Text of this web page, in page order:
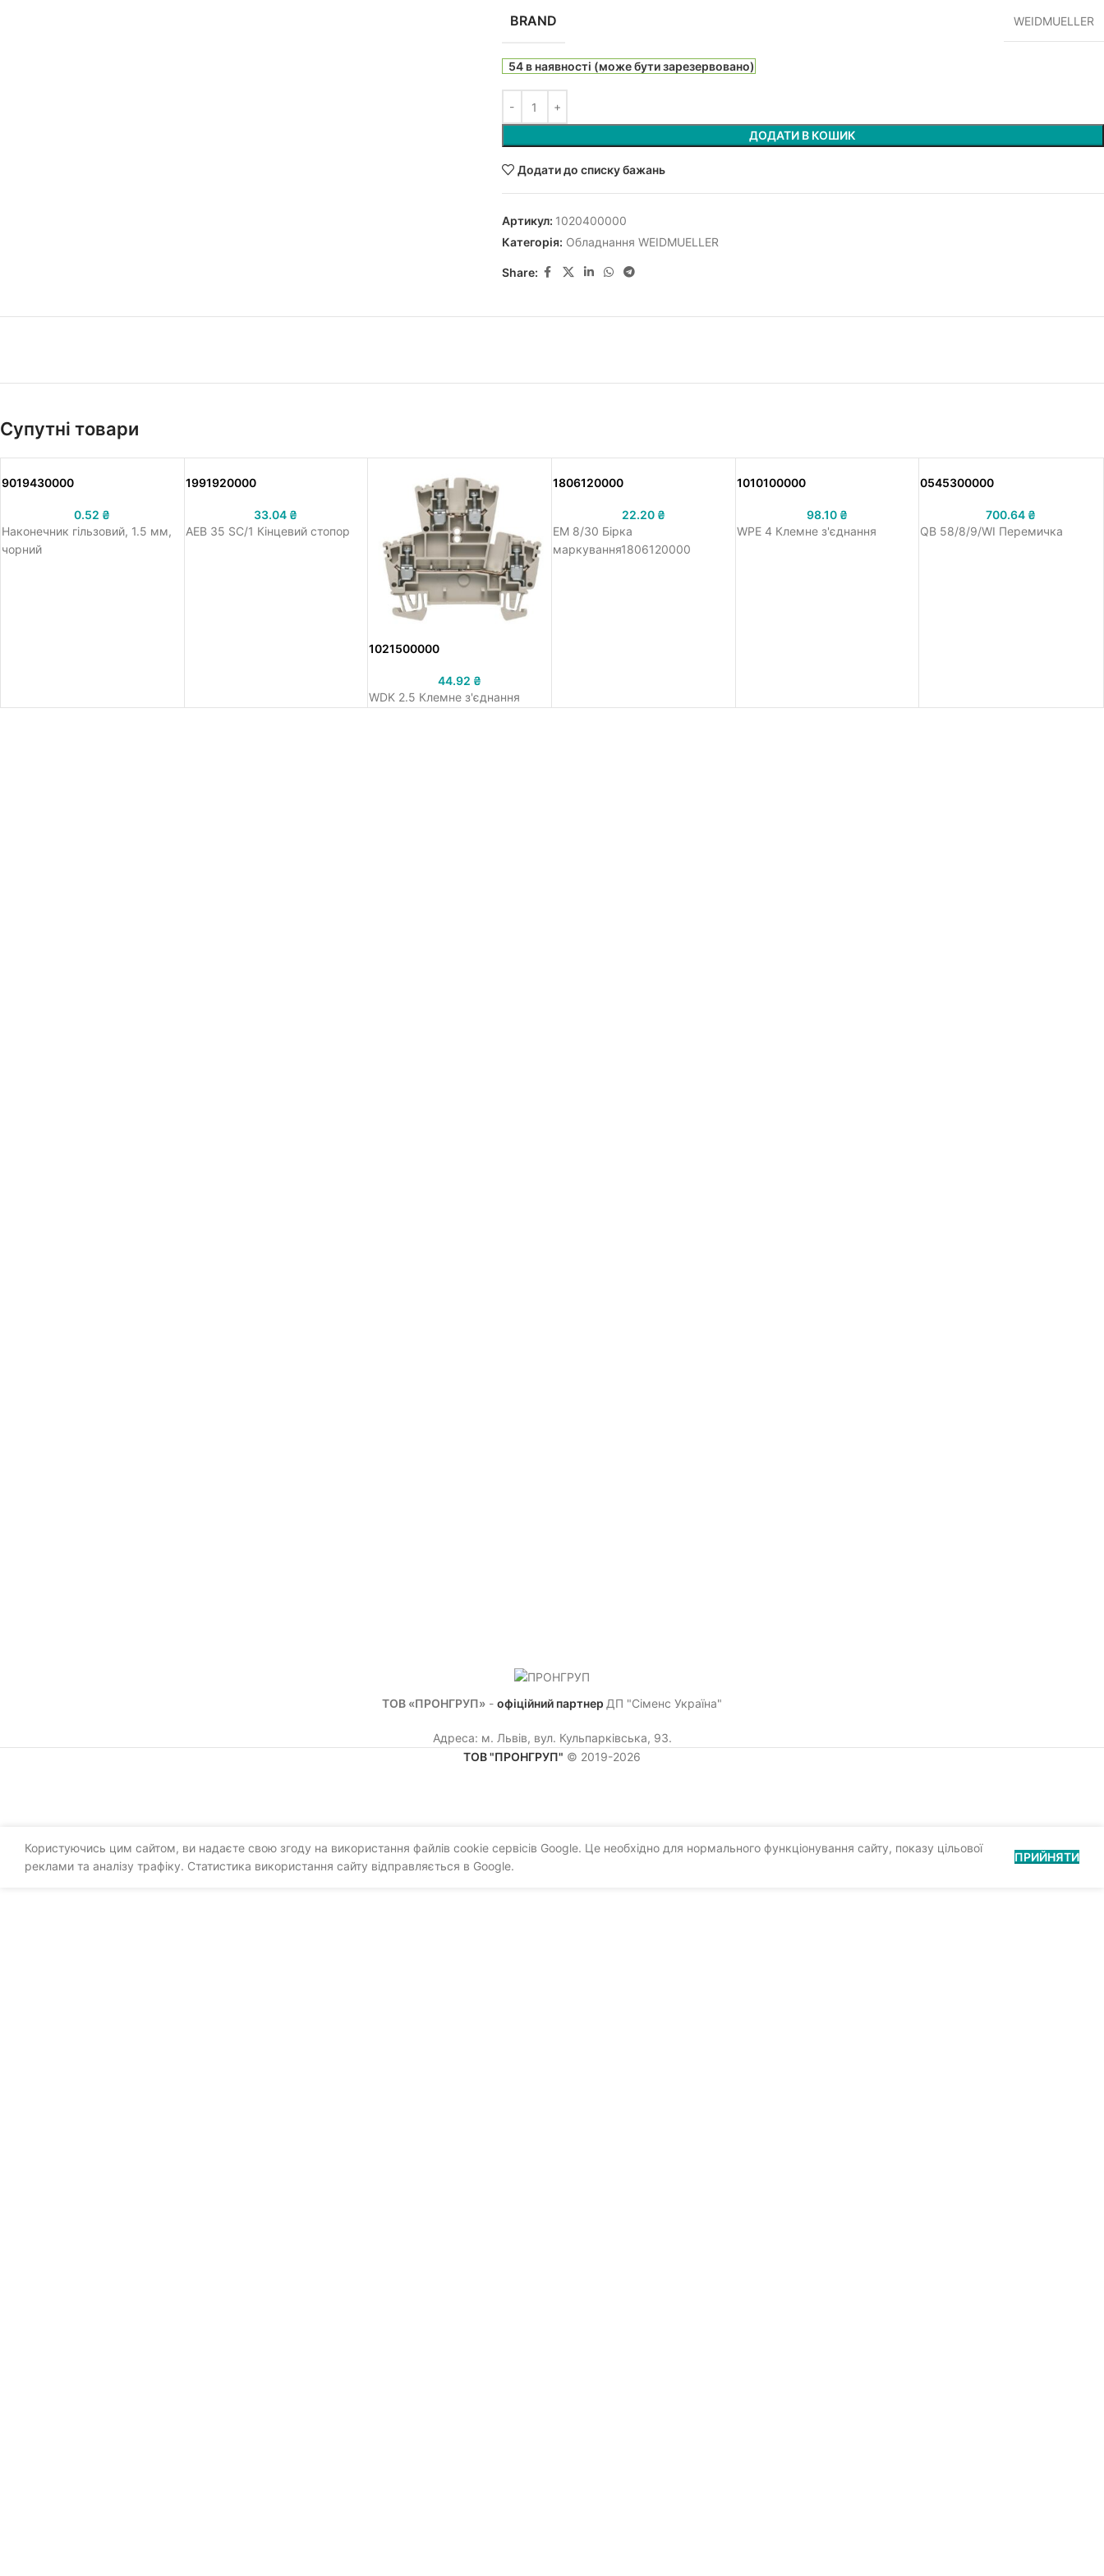
BRAND WEIDMUELLER
54 в наявності (може бути зарезервовано)
ДОДАТИ В КОШИК
Додати до списку бажань
Артикул: 1020400000
Категорія: Обладнання WEIDMUELLER
Share:
Супутні товари
9019430000
0.52 ₴
Наконечник гільзовий, 1.5 мм,
чорний
1991920000
33.04 ₴
AEB 35 SC/1 Кінцевий стопор
1021500000
44.92 ₴
WDK 2.5 Клемне з'єднання
1806120000
22.20 ₴
EM 8/30 Бірка
маркування1806120000
1010100000
98.10 ₴
WPE 4 Клемне з'єднання
0545300000
700.64 ₴
QB 58/8/9/WI Перемичка
ТОВ «ПРОНГРУП» - офіційний партнер ДП "Сіменс Україна"
Адреса: м. Львів, вул. Кульпарківська, 93.
ТОВ "ПРОНГРУП" © 2019-2026
Користуючись цим сайтом, ви надаєте свою згоду на використання файлів cookie сервісів Google. Це необхідно для нормального функціонування сайту, показу цільової
реклами та аналізу трафіку. Статистика використання сайту відправляється в Google.
ПРИЙНЯТИ